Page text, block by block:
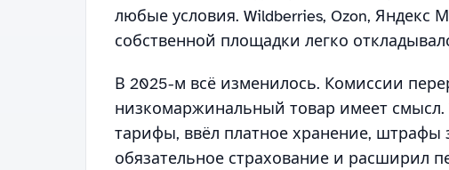
любые условия. Wildberries, Ozon, Яндекс
собственной площадки легко
В 2025-м всё изменилось. Комиссии
низкомаржинальный товар имеет смысл.
тарифы, ввёл платное хранение, штрафы
обязательное страхование и расширил